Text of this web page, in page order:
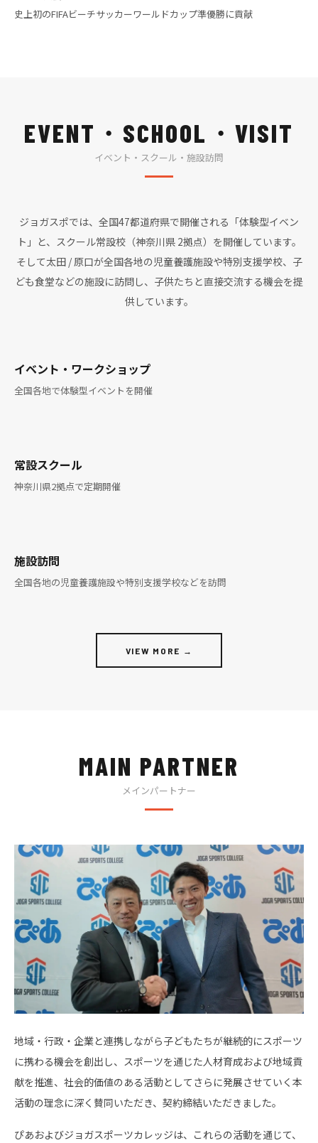
史上初のFIFAビーチサッカーワールドカップ準優勝に貢献
EVENT・SCHOOL・VISIT
イベント・スクール・施設訪問
ジョガスポでは、全国47都道府県で開催される「体験型イベン
ト」と、スクール常設校（神奈川県 2拠点）を開催しています。
そして太田 / 原口が全国各地の児童養護施設や特別支援学校、子
ども食堂などの施設に訪問し、子供たちと直接交流する機会を提
供しています。
01
イベント・ワークショップ
全国各地で体験型イベントを開催
02
常設スクール
神奈川県2拠点で定期開催
03
施設訪問
全国各地の児童養護施設や特別支援学校などを訪問
VIEW MORE →
MAIN PARTNER
メインパートナー
地域・行政・企業と連携しながら子どもたちが継続的にスポーツ
に携わる機会を創出し、スポーツを通じた人材育成および地域貢
献を推進、社会的価値のある活動としてさらに発展させていく本
活動の理念に深く賛同いただき、契約締結いただきました。
ぴあおよびジョガスポーツカレッジは、これらの活動を通じて、